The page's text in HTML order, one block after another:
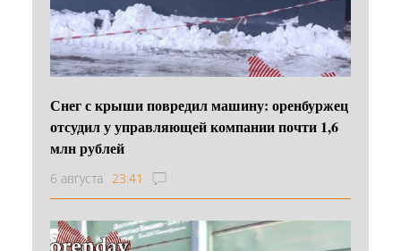
Снег с крыши повредил машину: оренбуржец
отсудил у управляющей компании почти 1,6
млн рублей
6 августа 23:41